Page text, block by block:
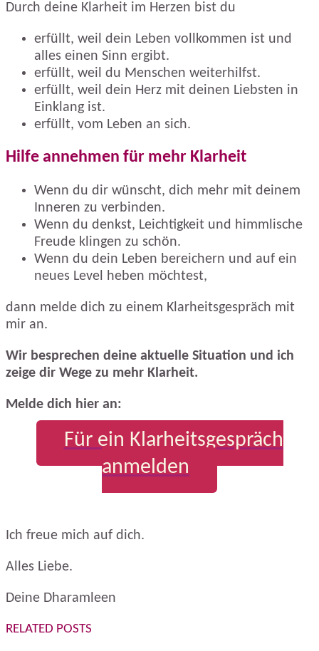
Durch deine Klarheit im Herzen bist du
erfüllt, weil dein Leben vollkommen ist und
alles einen Sinn ergibt.
erfüllt, weil du Menschen weiterhilfst.
erfüllt, weil dein Herz mit deinen Liebsten in
Einklang ist.
erfüllt, vom Leben an sich.
Hilfe annehmen für mehr Klarheit
Wenn du dir wünscht, dich mehr mit deinem
Inneren zu verbinden.
Wenn du denkst, Leichtigkeit und himmlische
Freude klingen zu schön.
Wenn du dein Leben bereichern und auf ein
neues Level heben möchtest,
dann melde dich zu einem Klarheitsgespräch mit
mir an.
Wir besprechen deine aktuelle Situation und ich
zeige dir Wege zu mehr Klarheit.
Melde dich hier an:
Für ein Klarheitsgespräch
anmelden
Ich freue mich auf dich.
Alles Liebe.
Deine Dharamleen
RELATED POSTS